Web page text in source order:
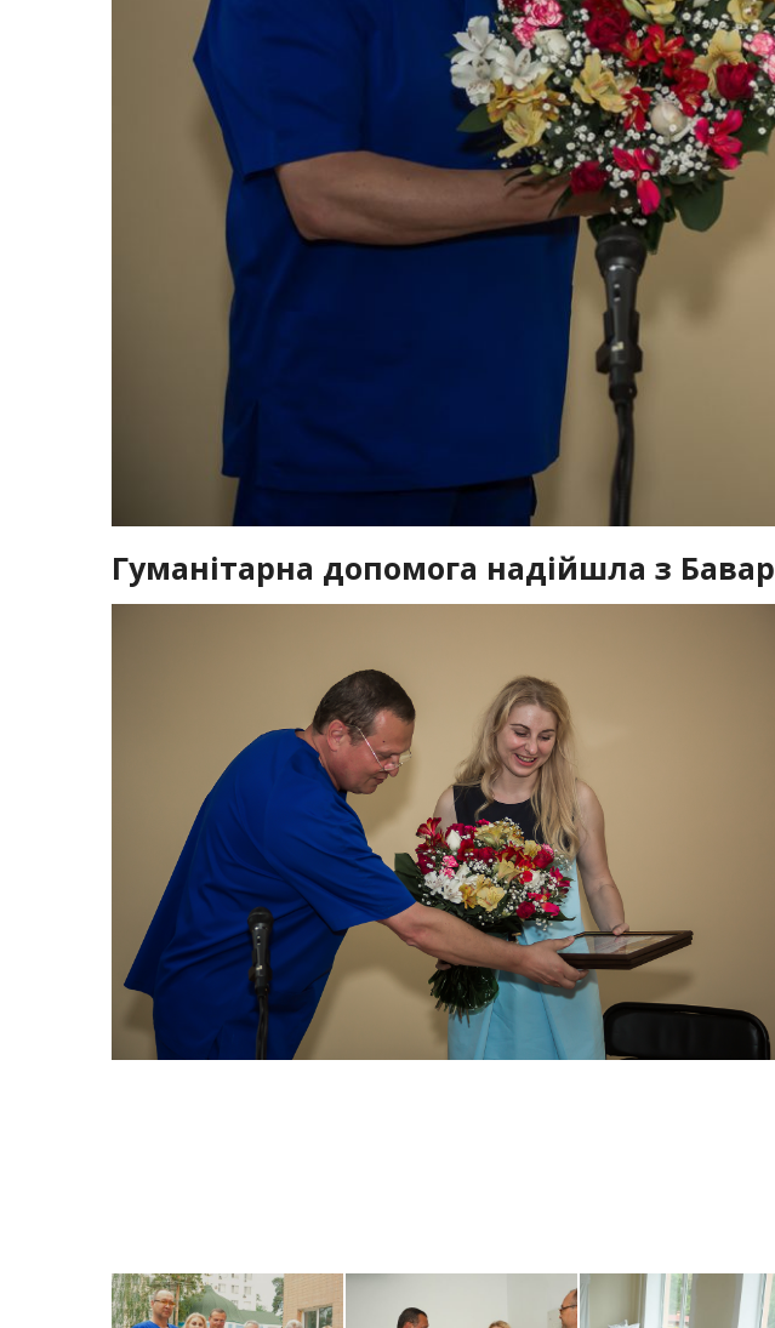
Гуманітарна допомога надійшла з